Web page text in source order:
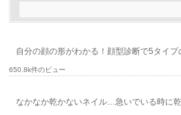
自分の顔の形がわかる！顔型診断で5タイ
650.8k件のビュー
なかなか乾かないネイル…急いでいる時に